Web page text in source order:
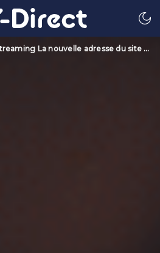
La nouvelle adresse du site en 2023